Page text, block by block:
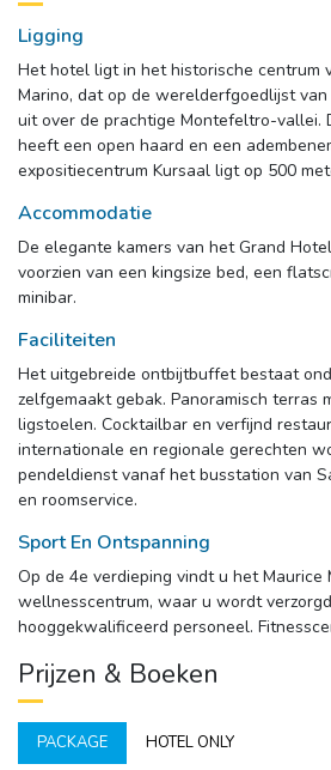
Ligging
Het hotel ligt in het historische centrum
Marino, dat op de werelderfgoedlijst
uit over de prachtige Montefeltro-vallei.
heeft een open haard en een
expositiecentrum Kursaal ligt op 500
Accommodatie
De elegante kamers van het Grand
voorzien van een kingsize bed, een
minibar.
Faciliteiten
Het uitgebreide ontbijtbuffet bestaat
zelfgemaakt gebak. Panoramisch terras
ligstoelen. Cocktailbar en verfijnd
internationale en regionale gerechten
pendeldienst vanaf het busstation van
en roomservice.
Sport En Ontspanning
Op de 4e verdieping vindt u het Maurice
wellnesscentrum, waar u wordt
hooggekwalificeerd personeel.
Prijzen & Boeken
PACKAGE HOTEL ONLY